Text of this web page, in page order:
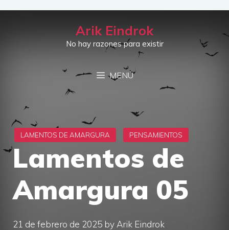
Saltar
Arik Eindrok
No hay razones para existir
MENÚ
Lamentos de
Amargura 05
21 de febrero de 2025 by Arik Eindrok